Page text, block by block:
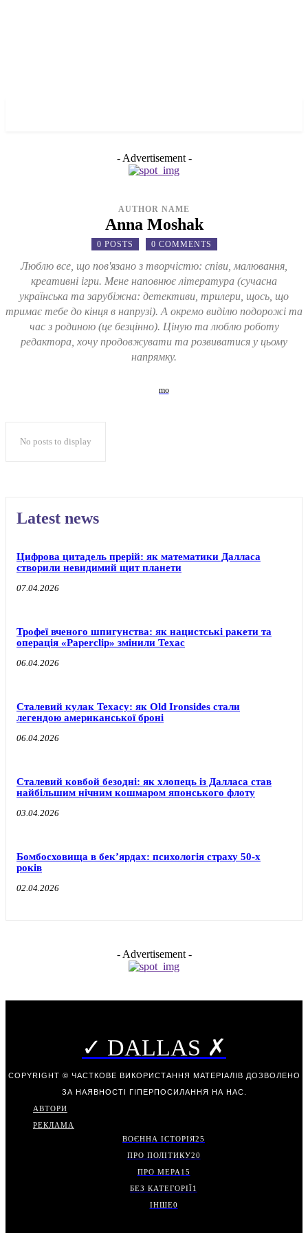
- Advertisement -
AUTHOR NAME
Anna Moshak
0 POSTS 0 COMMENTS
Люблю все, що пов'язано з творчістю: співи, малювання,
креативні ігри. Мене наповнює література (сучасна
українська та зарубіжна: детективи, трилери, щось, що
тримає тебе до кінця в напрузі). А окремо виділю подорожі та
час з родиною (це безцінно). Ціную та люблю роботу
редактора, хочу продовжувати та розвиватися у цьому
напрямку.
No posts to display
Latest news
Цифрова цитадель прерій: як математики Далласа
створили невидимий щит планети
07.04.2026
Трофеї вченого шпигунства: як нацистські ракети та
операція «Paperclip» змінили Техас
06.04.2026
Сталевий кулак Техасу: як Old Ironsides стали
легендою американської броні
06.04.2026
Сталевий ковбой безодні: як хлопець із Далласа став
найбільшим нічним кошмаром японського флоту
03.04.2026
Бомбосховища в бек’ярдах: психологія страху 50-х
років
02.04.2026
- Advertisement -
✓ DALLAS ✗
COPYRIGHT © ЧАСТКОВЕ ВИКОРИСТАННЯ МАТЕРІАЛІВ ДОЗВОЛЕНО
ЗА НАЯВНОСТІ ГІПЕРПОСИЛАННЯ НА НАС.
АВТОРИ
РЕКЛАМА
ВОЄННА ІСТОРІЯ25
ПРО ПОЛІТИКУ20
ПРО МЕРА 15
БЕЗ КАТЕГОРІЇ1
ІНШЕ0